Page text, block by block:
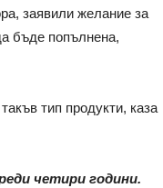
заявили желание за
бъде попълнена,
тип продукти, каза
четири години.